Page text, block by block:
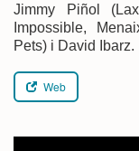
Jimmy Piñol
Impossible,
Pets) i David Ibarz.
Web